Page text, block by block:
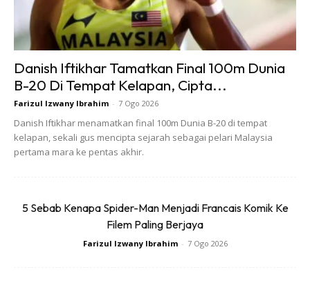
Danish Iftikhar Tamatkan Final 100m Dunia
B-20 Di Tempat Kelapan, Cipta...
Farizul Izwany Ibrahim - 7 Ogo 2026
Danish Iftikhar menamatkan final 100m Dunia B-20 di tempat
kelapan, sekali gus mencipta sejarah sebagai pelari Malaysia
pertama mara ke pentas akhir.
5 Sebab Kenapa Spider-Man Menjadi Francais Komik Ke
Filem Paling Berjaya
Farizul Izwany Ibrahim - 7 Ogo 2026